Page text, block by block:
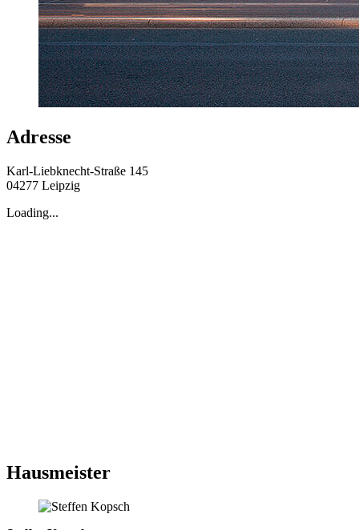
Adresse
Karl-Liebknecht-Straße 145
04277 Leipzig
Loading...
Hausmeister